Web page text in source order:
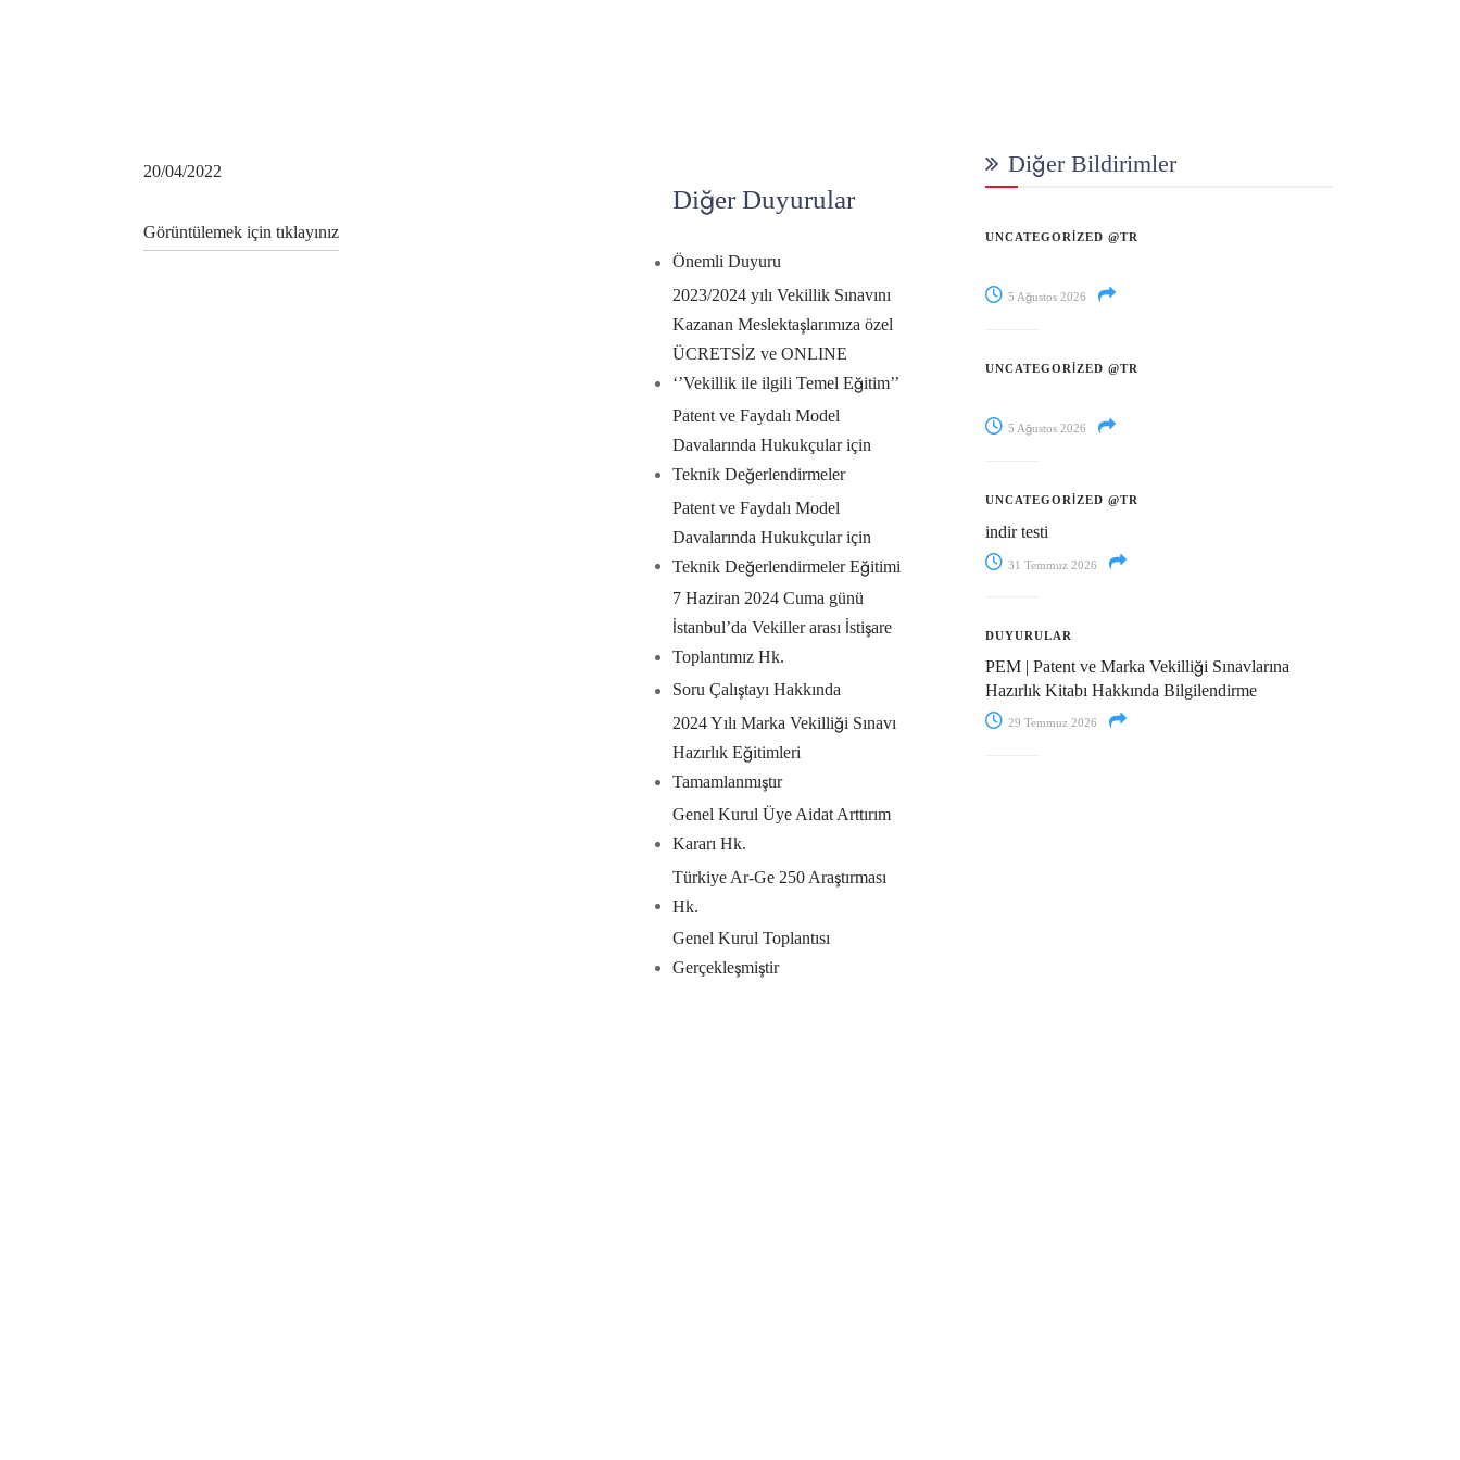
20/04/2022
Görüntülemek için tıklayınız
Diğer Duyurular
Önemli Duyuru
2023/2024 yılı Vekillik Sınavını
Kazanan Meslektaşlarımıza özel
ÜCRETSİZ ve ONLINE
‘’Vekillik ile ilgili Temel Eğitim’’
Patent ve Faydalı Model
Davalarında Hukukçular için
Teknik Değerlendirmeler
Patent ve Faydalı Model
Davalarında Hukukçular için
Teknik Değerlendirmeler Eğitimi
7 Haziran 2024 Cuma günü
İstanbul’da Vekiller arası İstişare
Toplantımız Hk.
Soru Çalıştayı Hakkında
2024 Yılı Marka Vekilliği Sınavı
Hazırlık Eğitimleri
Tamamlanmıştır
Genel Kurul Üye Aidat Arttırım
Kararı Hk.
Türkiye Ar-Ge 250 Araştırması
Hk.
Genel Kurul Toplantısı
Gerçekleşmiştir
Diğer Bildirimler
UNCATEGORIZED @TR
5 Ağustos 2026
UNCATEGORIZED @TR
5 Ağustos 2026
UNCATEGORIZED @TR
indir testi
31 Temmuz 2026
DUYURULAR
PEM | Patent ve Marka Vekilliği Sınavlarına
Hazırlık Kitabı Hakkında Bilgilendirme
29 Temmuz 2026